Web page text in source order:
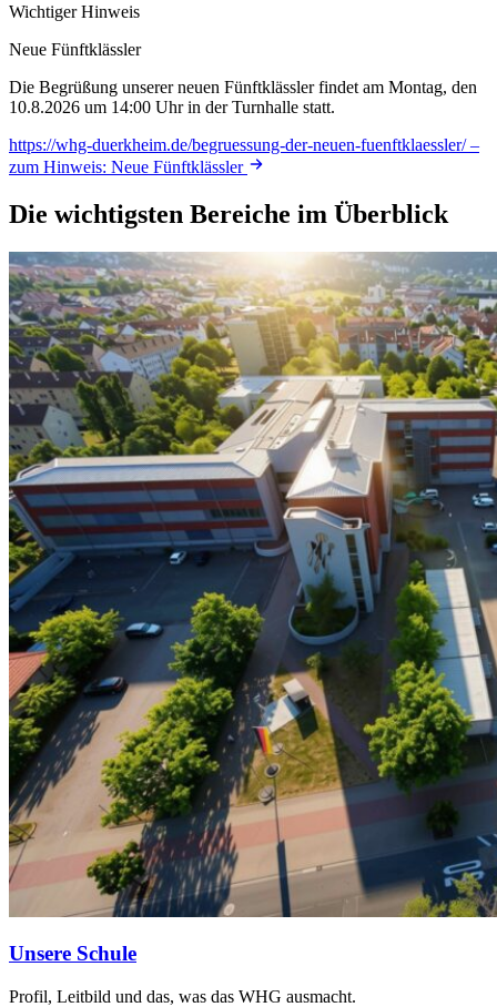
Wichtiger Hinweis
Neue Fünftklässler
Die Begrüßung unserer neuen Fünftklässler findet am Montag, den
10.8.2026 um 14:00 Uhr in der Turnhalle statt.
https://whg-duerkheim.de/begruessung-der-neuen-fuenftklaessler/–
zum Hinweis: Neue Fünftklässler
Die wichtigsten Bereiche im Überblick
Unsere Schule
Profil, Leitbild und das, was das WHG ausmacht.